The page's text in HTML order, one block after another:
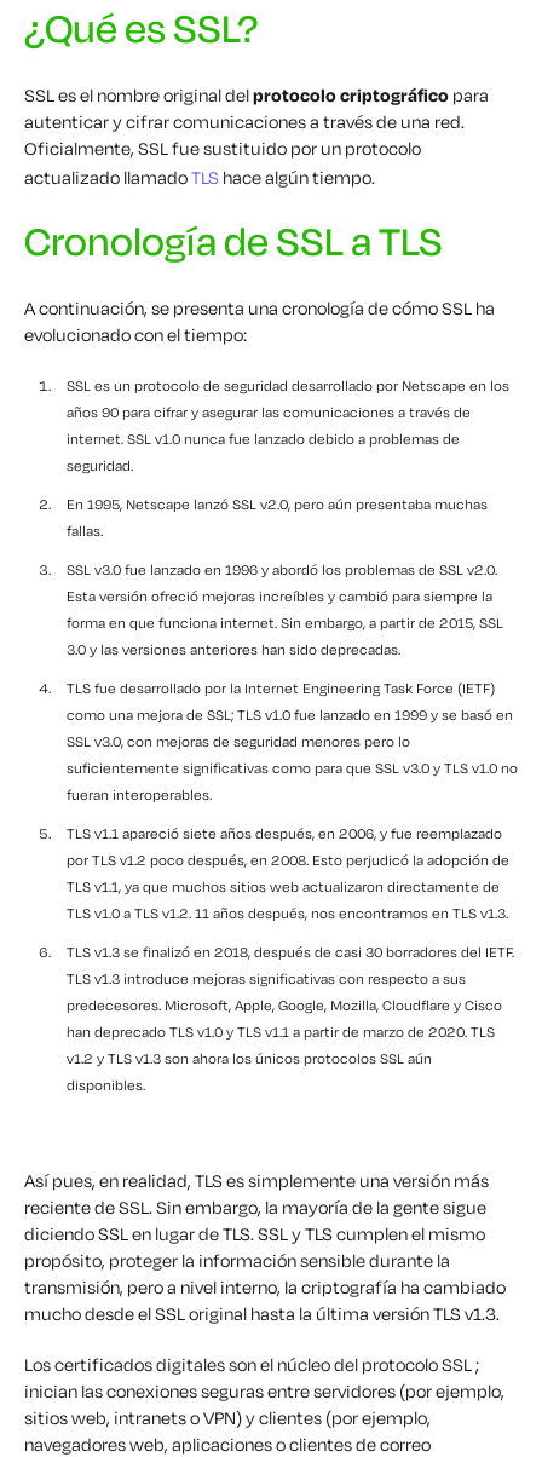
¿Qué es SSL?
SSL es el nombre original delprotocolo criptográfico para
autenticar y cifrar comunicaciones a través de una red.
Oficialmente, SSL fue sustituido por un protocolo
actualizado llamadoTLS hace algún tiempo.
Cronología de SSL a TLS
A continuación, se presenta una cronología de cómo SSL ha
evolucionado con el tiempo:
SSL es un protocolo de seguridad desarrollado por Netscape en los
años 90 para cifrar y asegurar las comunicaciones a través de
internet. SSL v1.0 nunca fue lanzado debido a problemas de
seguridad.
En 1995, Netscape lanzó SSL v2.0, pero aún presentaba muchas
fallas.
SSL v3.0 fue lanzado en 1996 y abordó los problemas de SSL v2.0.
Esta versión ofreció mejoras increíbles y cambió para siempre la
forma en que funciona internet. Sin embargo, a partir de 2015, SSL
3.0 y las versiones anteriores han sido deprecadas.
TLS fue desarrollado por la Internet Engineering Task Force (IETF)
como una mejora de SSL; TLS v1.0 fue lanzado en 1999 y se basó en
SSL v3.0, con mejoras de seguridad menores pero lo
suficientemente significativas como para que SSL v3.0 y TLS v1.0 no
fueran interoperables.
TLS v1.1 apareció siete años después, en 2006, y fue reemplazado
por TLS v1.2 poco después, en 2008. Esto perjudicó la adopción de
TLS v1.1, ya que muchos sitios web actualizaron directamente de
TLS v1.0 a TLS v1.2. 11 años después, nos encontramos en TLS v1.3.
TLS v1.3 se finalizó en 2018, después de casi 30 borradores del IETF.
TLS v1.3 introduce mejoras significativas con respecto a sus
predecesores. Microsoft, Apple, Google, Mozilla, Cloudflare y Cisco
han deprecado TLS v1.0 y TLS v1.1 a partir de marzo de 2020. TLS
v1.2 y TLS v1.3 son ahora los únicos protocolos SSL aún
disponibles.
Así pues, en realidad, TLS es simplemente una versión más
reciente de SSL. Sin embargo, la mayoría de la gente sigue
diciendo SSL en lugar de TLS. SSL y TLS cumplen el mismo
propósito, proteger la información sensible durante la
transmisión, pero a nivel interno, la criptografía ha cambiado
mucho desde el SSL original hasta la última versión TLS v1.3.
Los certificados digitales son el núcleo del protocolo SSL ;
inician las conexiones seguras entre servidores (por ejemplo,
sitios web, intranets o VPN) y clientes (por ejemplo,
navegadores web, aplicaciones o clientes de correo